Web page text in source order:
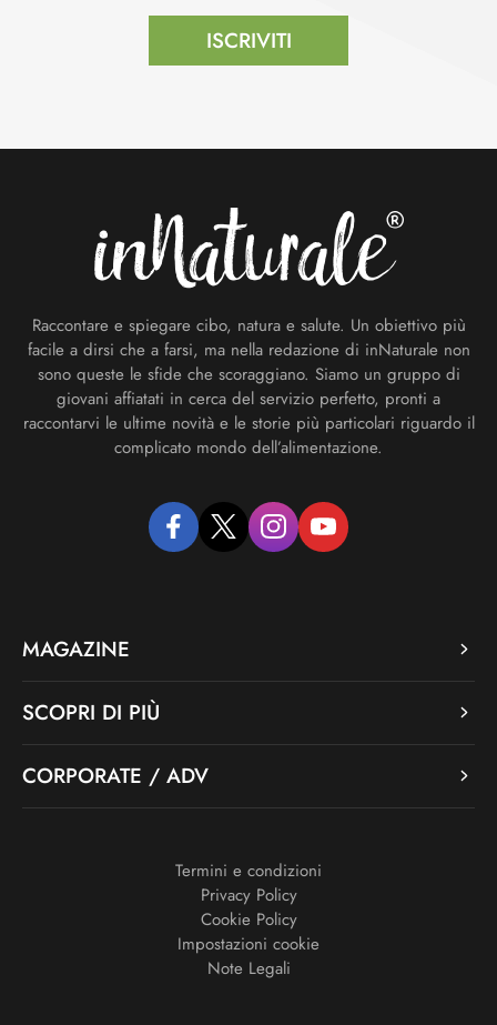
ISCRIVITI
Raccontare e spiegare cibo, natura e salute. Un obiettivo più
facile a dirsi che a farsi, ma nella redazione di inNaturale non
sono queste le sfide che scoraggiano. Siamo un gruppo di
giovani affiatati in cerca del servizio perfetto, pronti a
raccontarvi le ultime novità e le storie più particolari riguardo il
complicato mondo dell’alimentazione.
facebooktwitter instagramyoutube
MAGAZINE
SCOPRI DI PIÙ
CORPORATE / ADV
Termini e condizioni
Privacy Policy
Cookie Policy
Impostazioni cookie
Note Legali